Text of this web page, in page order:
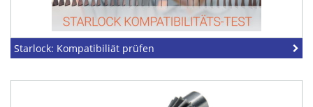
Starlock: Kompatibiliät prüfen